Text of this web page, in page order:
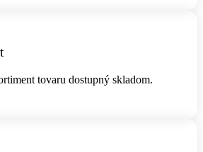
tovaru dostupný skladom.